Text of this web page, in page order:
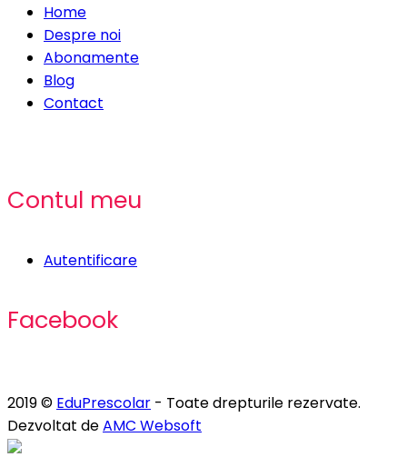
Home
Despre noi
Abonamente
Blog
Contact
Contul meu
Autentificare
Facebook
2019 © EduPrescolar - Toate drepturile rezervate.
Dezvoltat deAMC Websoft